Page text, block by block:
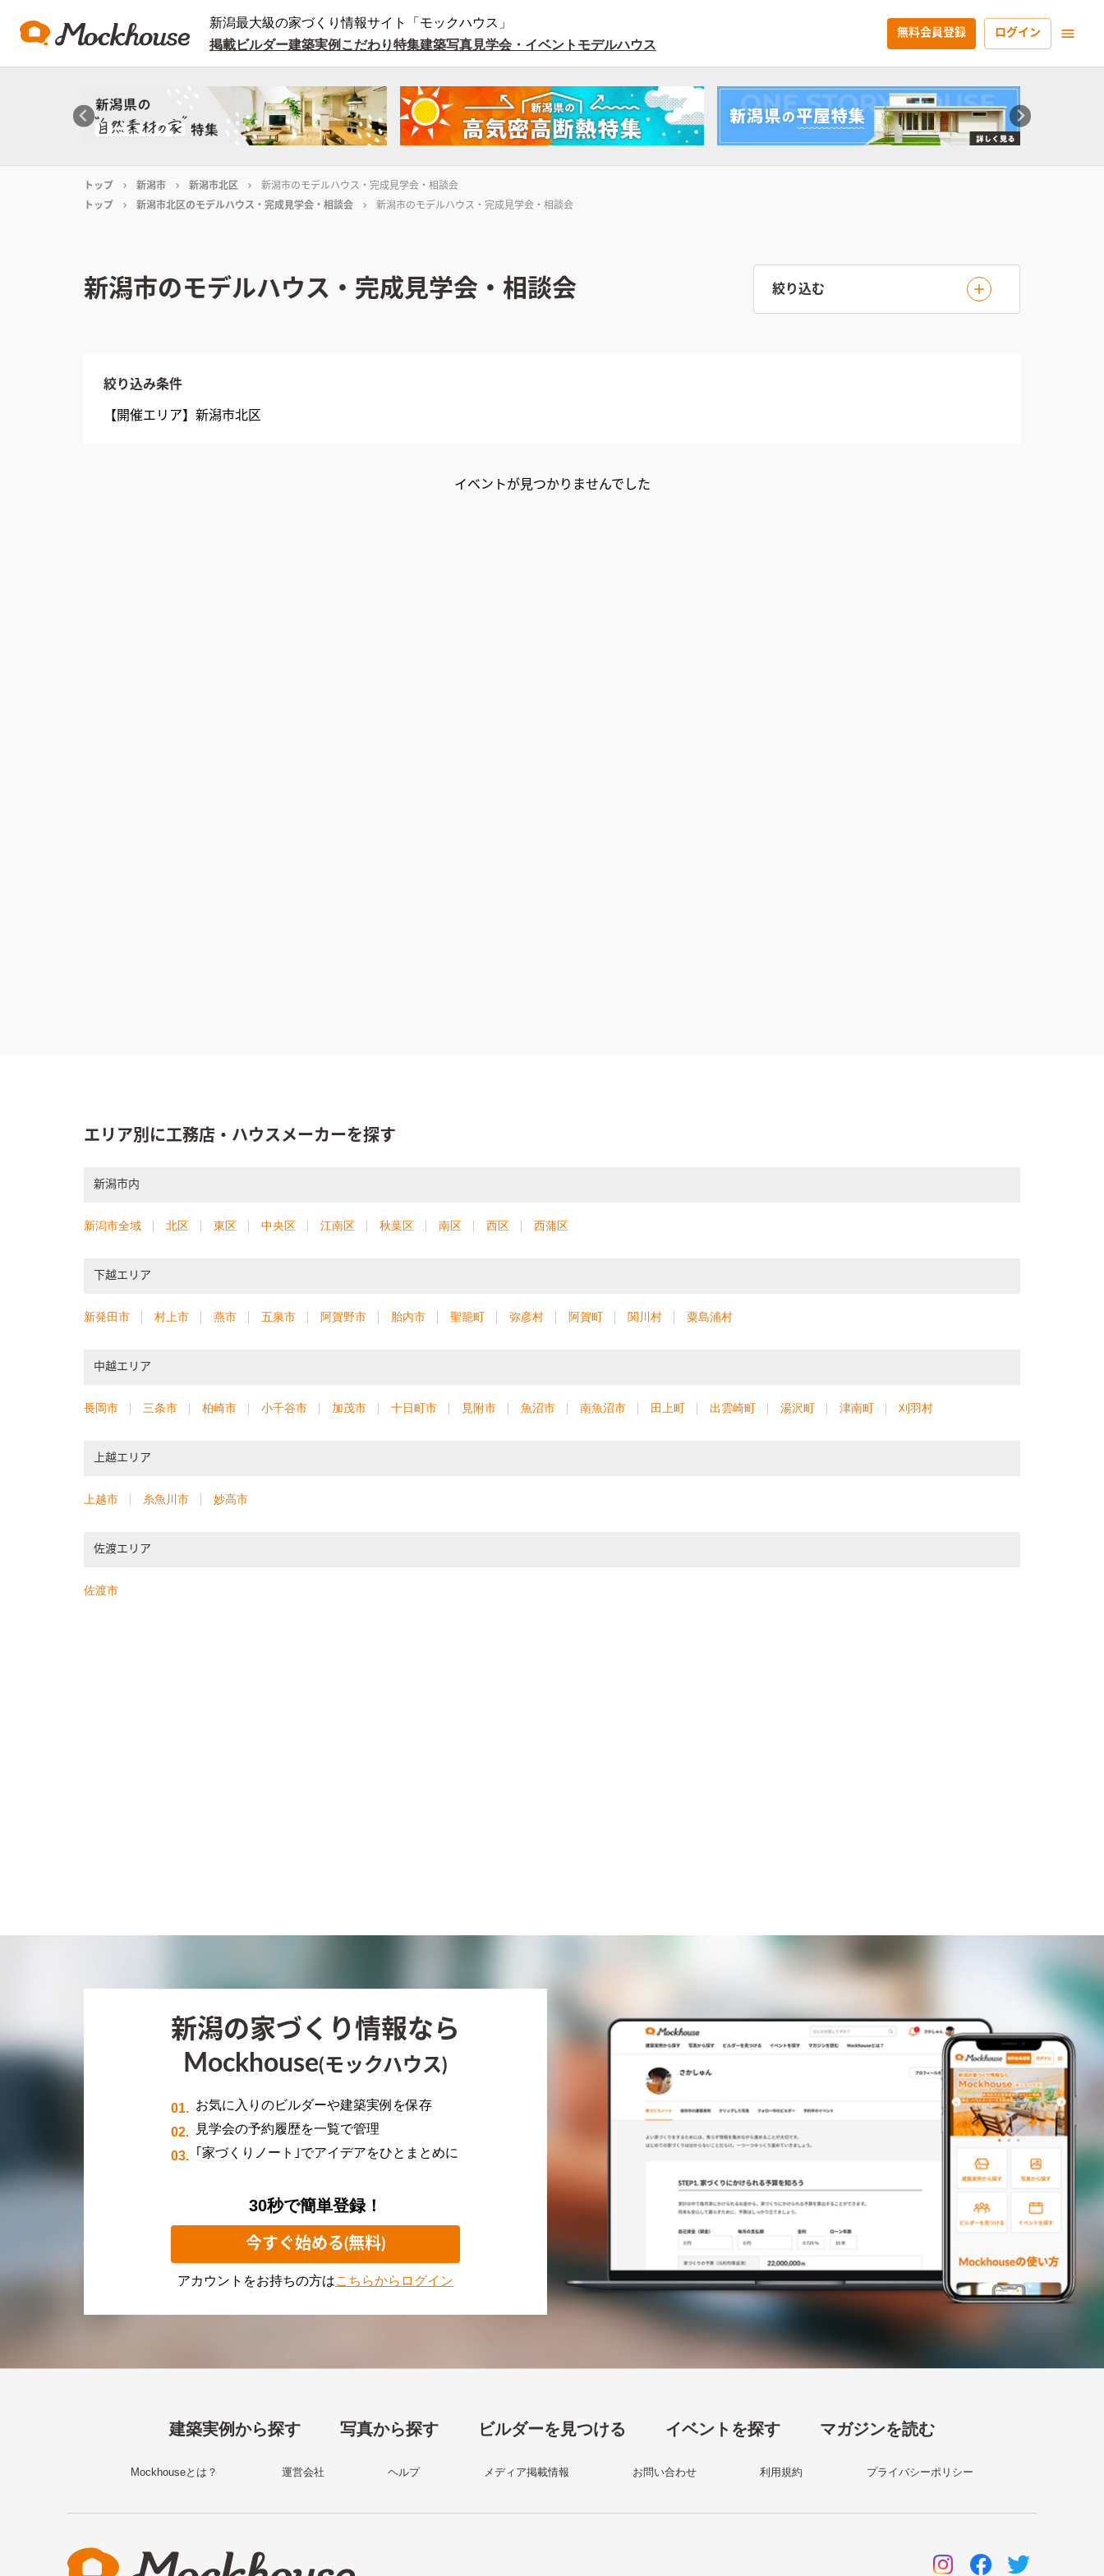
新潟最大級の家づくり情報サイト「モックハウス」
掲載ビルダー建築実例 こだわり特集建築写真見学会・イベント モデルハウス
無料会員登録 ログイン
トップ 新潟市 新潟市北区
新潟市のモデルハウス・完成見学会・相談会
トップ
新潟市北区のモデルハウス・完成見学会・相談会 新潟市のモデルハウス・完成見学会・相談会
新潟市のモデルハウス・完成見学会・相談会 絞り込む
絞り込み条件
【開催エリア】 新潟市北区
イベントが見つかりませんでした
エリア別に工務店・ハウスメーカーを探す
新潟市内
新潟市全域 北区 東区 中央区 江南区 秋葉区 南区 西区 西蒲区
下越エリア
新発田市 村上市 燕市 五泉市 阿賀野市 胎内市 聖籠町 弥彦村 阿賀町 関川村 粟島浦村
中越エリア
長岡市 三条市 柏崎市 小千谷市 加茂市 十日町市 見附市 魚沼市 南魚沼市 田上町 出雲崎町 湯沢町 津南町 刈羽村
上越エリア
上越市 糸魚川市 妙高市
佐渡エリア
佐渡市
新潟の家づくり情報なら
Mockhouse(モックハウス)
お気に入りのビルダーや建築実例を保存
見学会の予約履歴を一覧で管理
｢家づくりノート｣でアイデアをひとまとめに
30秒で簡単登録！
今すぐ始める(無料)
アカウントをお持ちの方はこちらからログイン
建築実例から探す 写真から探す ビルダーを見つける イベントを探す マガジンを読む
Mockhouseとは？ 運営会社 ヘルプ メディア掲載情報 お問い合わせ 利用規約 プライバシーポリシー